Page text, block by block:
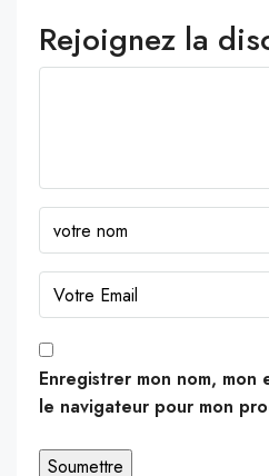
Rejoignez la
Enregistrer mon nom, mon
le navigateur pour mon